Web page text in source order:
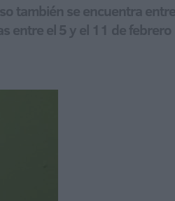
también se encuentra
entre el 5 y el 11 de febrero